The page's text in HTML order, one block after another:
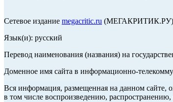
Сетевое издание megacritic.ru (МЕГАКРИТИК.РУ)
Язык(и): русский
Перевод наименования (названия) на
Доменное имя сайта в информационно-
Вся информация, размещенная на данном сайте,
в том числе воспроизведению, распространению,